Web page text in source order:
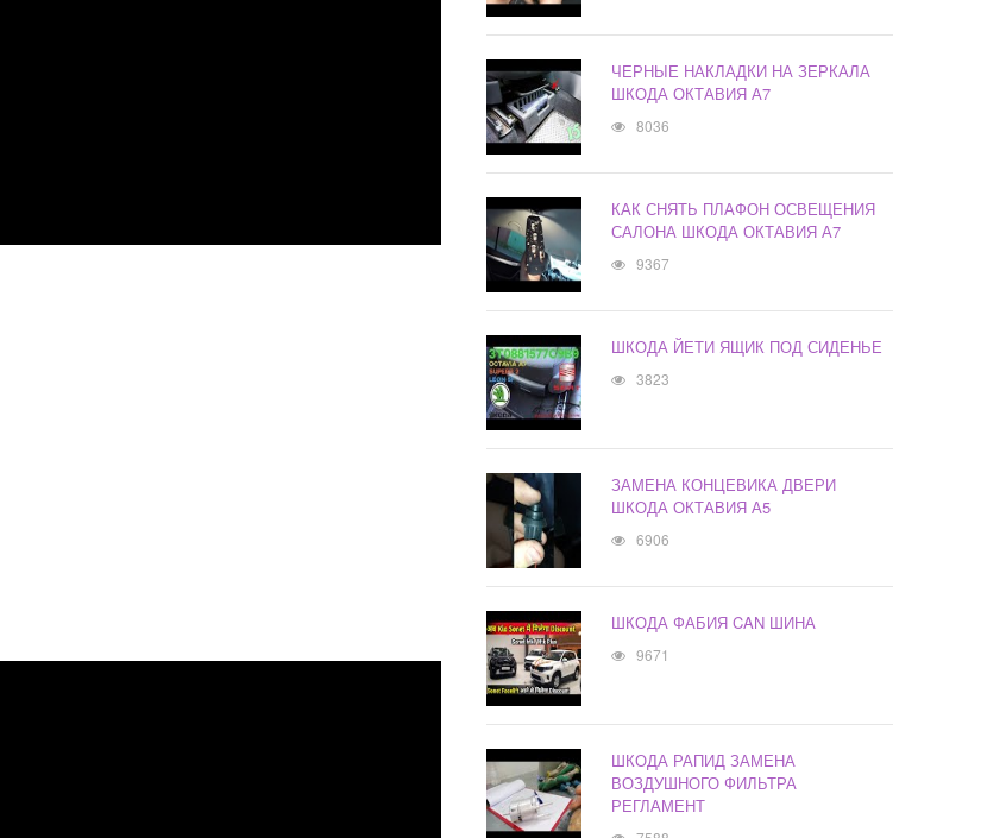
ЧЕРНЫЕ НАКЛАДКИ НА ЗЕРКАЛА
ШКОДА ОКТАВИЯ А7
8036
КАК СНЯТЬ ПЛАФОН ОСВЕЩЕНИЯ
САЛОНА ШКОДА ОКТАВИЯ А7
9367
ШКОДА ЙЕТИ ЯЩИК ПОД СИДЕНЬЕ
3823
ЗАМЕНА КОНЦЕВИКА ДВЕРИ
ШКОДА ОКТАВИЯ А5
6906
ШКОДА ФАБИЯ CAN ШИНА
9671
ШКОДА РАПИД ЗАМЕНА
ВОЗДУШНОГО ФИЛЬТРА
РЕГЛАМЕНТ